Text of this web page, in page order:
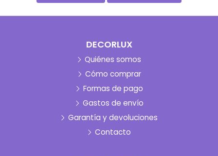
DECORLUX
Quiénes somos
Cómo comprar
Formas de pago
Gastos de envío
Garantía y devoluciones
Contacto